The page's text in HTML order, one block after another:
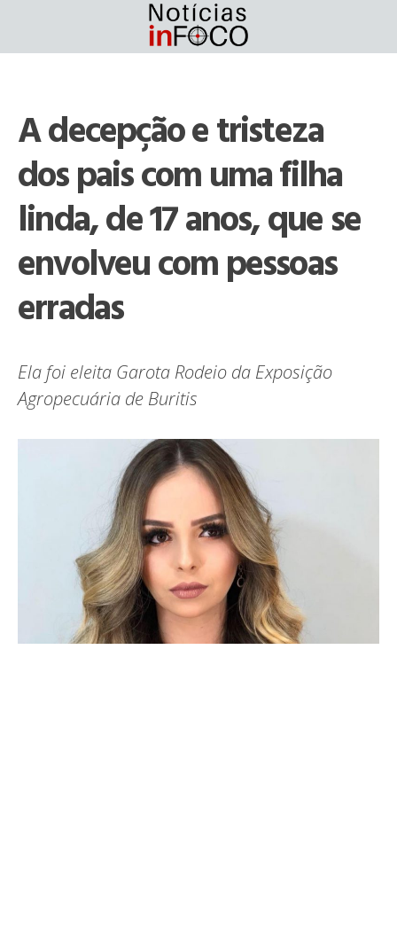
content
A decepção e tristeza
dos pais com uma filha
linda, de 17 anos, que se
envolveu com pessoas
erradas
Ela foi eleita Garota Rodeio da Exposição
Agropecuária de Buritis